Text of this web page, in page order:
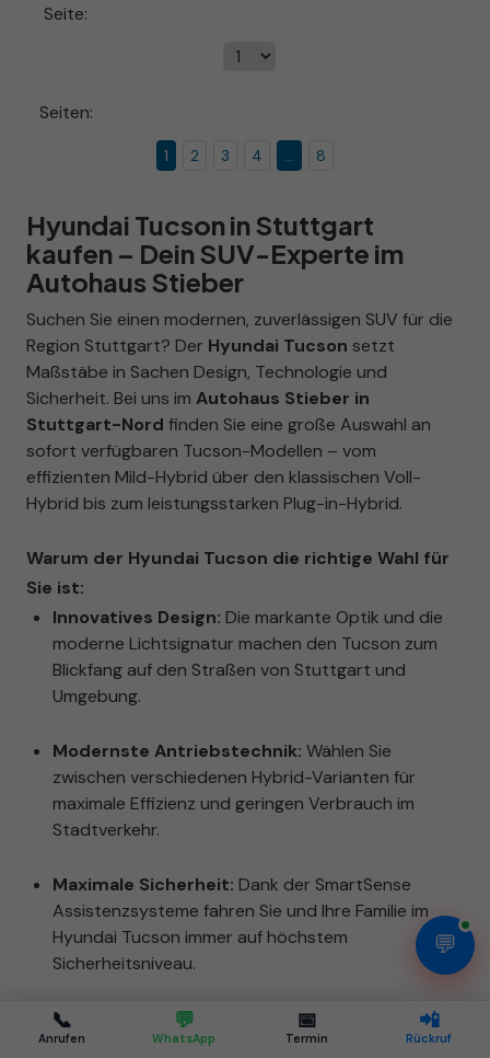
Seite:
Seiten:
1 2 3 4 ... 8
Hyundai Tucson in Stuttgart
kaufen – Dein SUV-Experte im
Autohaus Stieber
Suchen Sie einen modernen, zuverlässigen SUV für die
Region Stuttgart? Der Hyundai Tucson setzt
Maßstäbe in Sachen Design, Technologie und
Sicherheit. Bei uns im Autohaus Stieber in
Stuttgart-Nord finden Sie eine große Auswahl an
sofort verfügbaren Tucson-Modellen – vom
effizienten Mild-Hybrid über den klassischen Voll-
Hybrid bis zum leistungsstarken Plug-in-Hybrid.
Warum der Hyundai Tucson die richtige Wahl für
Sie ist:
Innovatives Design: Die markante Optik und die
moderne Lichtsignatur machen den Tucson zum
Blickfang auf den Straßen von Stuttgart und
Umgebung.
Modernste Antriebstechnik: Wählen Sie
zwischen verschiedenen Hybrid-Varianten für
maximale Effizienz und geringen Verbrauch im
Stadtverkehr.
Maximale Sicherheit: Dank der SmartSense
Assistenzsysteme fahren Sie und Ihre Familie im
Hyundai Tucson immer auf höchstem
Sicherheitsniveau.
Umfassende Garantie:
Profitieren Sie von
attraktiven Garantieleistungen für ein langfristig
📞
Anrufen
💬
WhatsApp
📅
Termin
📲
Rückruf
💬